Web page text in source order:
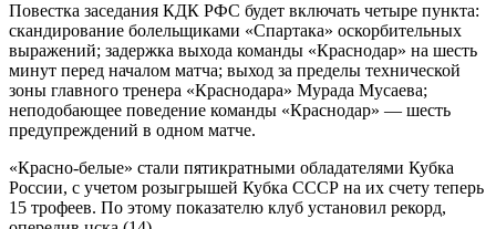
Повестка заседания КДК РФС будет включать четыре пункта:
скандирование болельщиками «Спартака» оскорбительных
выражений; задержка выхода команды «Краснодар» на шесть
минут перед началом матча; выход за пределы технической
зоны главного тренера «Краснодара» Мурада Мусаева;
неподобающее поведение команды «Краснодар» — шесть
предупреждений в одном матче.
«Красно‑белые» стали пятикратными обладателями Кубка
России, с учетом розыгрышей Кубка СССР на их счету теперь
15 трофеев. По этому показателю клуб установил рекорд,